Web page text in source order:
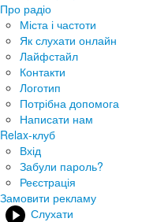
Про радіо
Міста і частоти
Як слухати онлайн
Лайфстайл
Контакти
Логотип
Потрібна допомога
Написати нам
Relax-клуб
Вхід
Забули пароль?
Реєстрація
Замовити рекламу
Слухати